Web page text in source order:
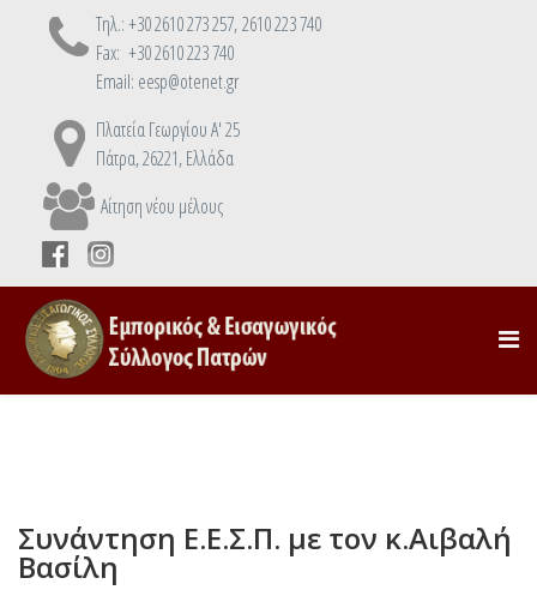
Τηλ.: +30 2610 273 257, 2610 223 740
Fax: +30 2610 223 740
Email: eesp@otenet.gr
Πλατεία Γεωργίου Α' 25
Πάτρα, 26221, Ελλάδα
Αίτηση νέου μέλους
Συνάντηση Ε.Ε.Σ.Π. με τον κ.Αιβαλή
Βασίλη